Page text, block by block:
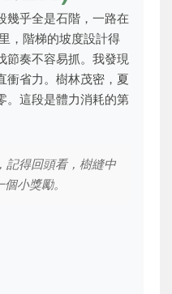
幾乎全是石階，一路在
，階梯的坡度設計得
節奏不容易抓。我發現
衝省力。樹林茂密，夏
。這段是體力消耗的第
記得回頭看，樹縫中
小獎勵。